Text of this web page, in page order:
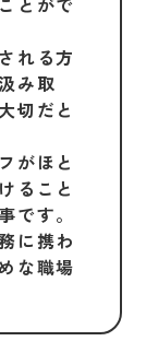
れる方
み取
切だと
がほと
ること
です。
に携わ
な職場